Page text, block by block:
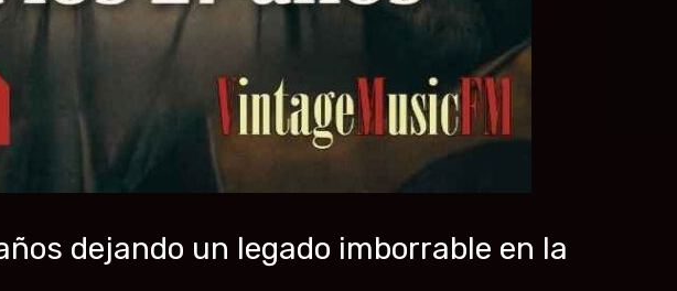
dejando un legado imborrable en la